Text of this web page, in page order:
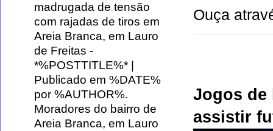
Ouça
Jogos de
assistir
madrugada de tensão
com rajadas de tiros em
Areia Branca, em Lauro
de Freitas -
*%POSTTITLE%* |
Publicado em %DATE%
por %AUTHOR%.
Moradores do bairro de
Areia Branca, em Lauro